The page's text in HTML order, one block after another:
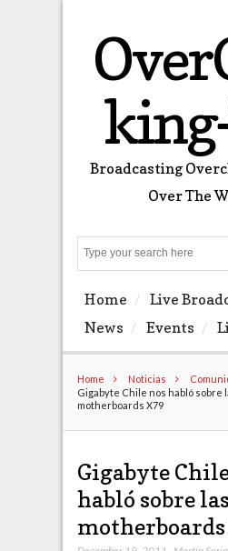
Broadcasting
Over The
Home Live
News
Events
Home Noticias
Gigabyte Chile nos habló sobre
motherboards X79
Gigabyte
habló sobre